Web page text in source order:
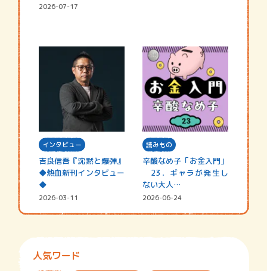
2026-07-17
インタビュー
吉良信吾『沈黙と爆弾』
◆熱血新刊インタビュー
◆
2026-03-11
読みもの
辛酸なめ子「お金入門」
23．ギャラが発生し
ない大人…
2026-06-24
人気ワード